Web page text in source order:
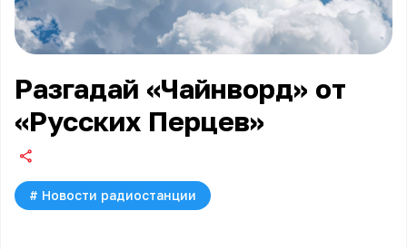
Разгадай «Чайнворд» от
«Русских Перцев»
# Новости радиостанции